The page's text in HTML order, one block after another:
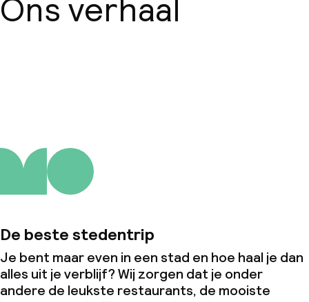
Ons verhaal
De beste stedentrip
Je bent maar even in een stad en hoe haal je dan
alles uit je verblijf? Wij zorgen dat je onder
andere de leukste restaurants, de mooiste